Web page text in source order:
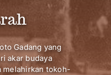
Gadang yang
akar budaya
melahirkan tokoh-